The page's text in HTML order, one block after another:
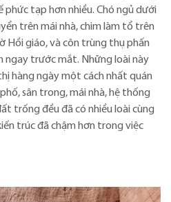
tạp hơn nhiều. Chó ngủ dưới
trên mái nhà, chim làm tổ trên
Hồi giáo, và côn trùng thụ phấn
ngay trước mắt. Những loài này
hàng ngày một cách nhất quán
sân trong, mái nhà, hệ thống
trống đều đã có nhiều loài cùng
​​trúc đã chậm hơn trong việc